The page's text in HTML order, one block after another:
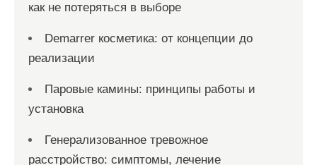
как не потеряться в выборе
Demarrer косметика: от концепции до
реализации
Паровые камины: принципы работы и
установка
Генерализованное тревожное
расстройство: симптомы, лечение